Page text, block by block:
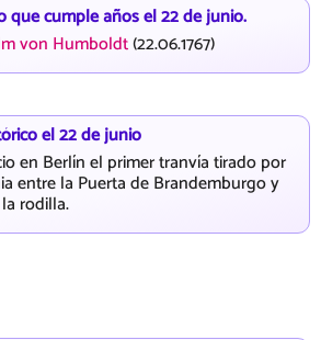
que cumple años el 22 de junio.
von Humboldt(22.06.1767)
el 22 de junio
en Berlín el primer tranvía tirado por
entre la Puerta de Brandemburgo y
rodilla.